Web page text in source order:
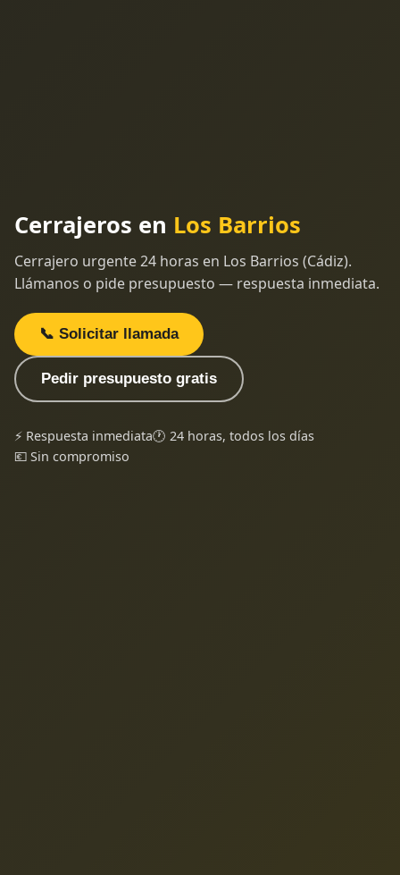
Cerrajeros en Los Barrios
Cerrajero urgente 24 horas en Los Barrios (Cádiz).
Llámanos o pide presupuesto — respuesta inmediata.
📞 Solicitar llamada
Pedir presupuesto gratis
⚡ Respuesta inmediata🕐 24 horas, todos los días
💶 Sin compromiso